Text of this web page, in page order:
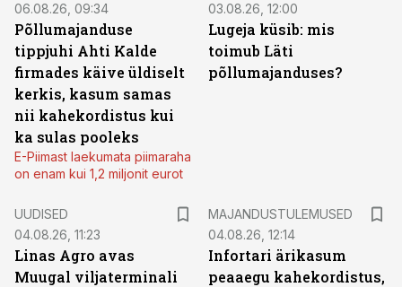
06.08.26, 09:34
Põllumajanduse
tippjuhi Ahti Kalde
firmades käive üldiselt
kerkis, kasum samas
nii kahekordistus kui
ka sulas pooleks
E-Piimast laekumata piimaraha
on enam kui 1,2 miljonit eurot
03.08.26, 12:00
Lugeja küsib: mis
toimub Läti
põllumajanduses?
UUDISED
04.08.26, 11:23
Linas Agro avas
Muugal viljaterminali
MAJANDUSTULEMUSED
04.08.26, 12:14
Infortari ärikasum
peaaegu kahekordistus,